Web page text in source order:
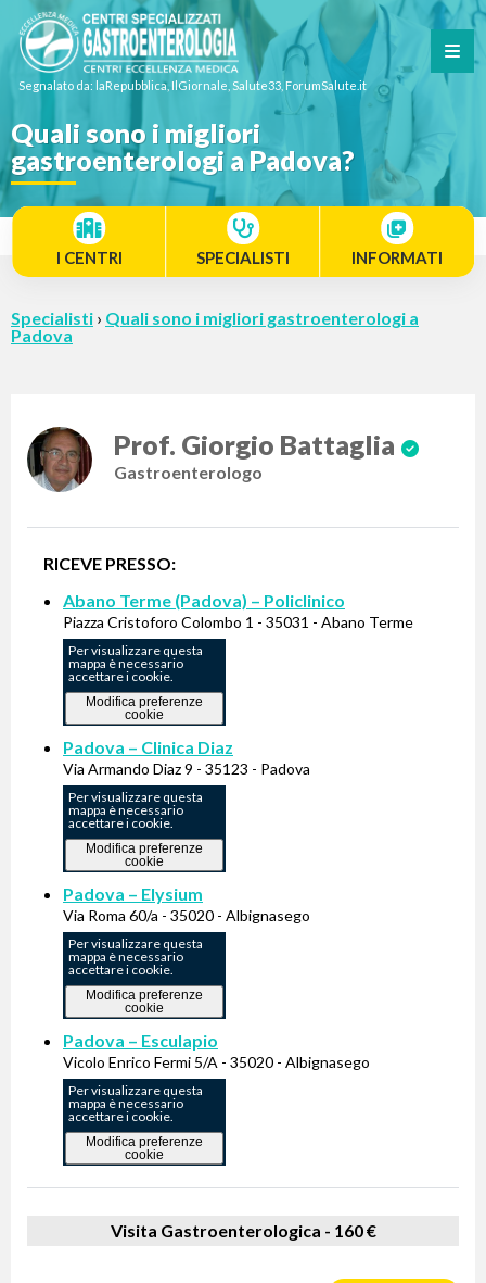
Segnalato da: laRepubblica, IlGiornale, Salute33, ForumSalute.it
Quali sono i migliori
gastroenterologi a Padova?
I CENTRI SPECIALISTI INFORMATI
Specialisti › Quali sono i migliori gastroenterologi a
Padova
Prof. Giorgio Battaglia
Gastroenterologo
RICEVE PRESSO:
Abano Terme (Padova) – Policlinico
Piazza Cristoforo Colombo 1 - 35031 - Abano Terme
Per visualizzare questa
mappa è necessario
accettare i cookie.
Modifica preferenze
cookie
Padova – Clinica Diaz
Via Armando Diaz 9 - 35123 - Padova
Per visualizzare questa
mappa è necessario
accettare i cookie.
Modifica preferenze
cookie
Padova – Elysium
Via Roma 60/a - 35020 - Albignasego
Per visualizzare questa
mappa è necessario
accettare i cookie.
Modifica preferenze
cookie
Padova – Esculapio
Vicolo Enrico Fermi 5/A - 35020 - Albignasego
Per visualizzare questa
mappa è necessario
accettare i cookie.
Modifica preferenze
cookie
Visita Gastroenterologica - 160 €